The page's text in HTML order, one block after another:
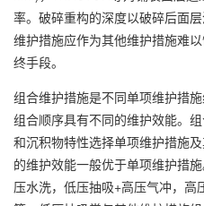
率。破碎重构的深度以破碎后面
维护措施应作为其他维护措施难
终手段。
组合维护措施是不同单项维护措
组合顺序具有不同的维护效能。
和沉积物特性选择单项维护措施
的维护效能一般优于单项维护措
压水洗，低压抽吸+高压气冲，